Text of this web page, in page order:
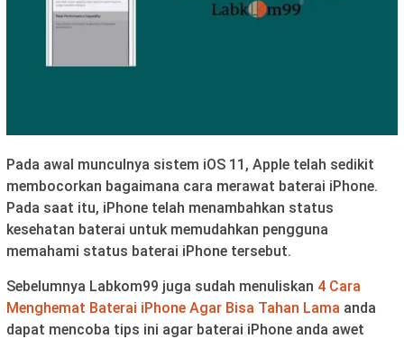
Pada awal munculnya sistem iOS 11, Apple telah sedikit
membocorkan bagaimana cara merawat baterai iPhone.
Pada saat itu, iPhone telah menambahkan status
kesehatan baterai untuk memudahkan pengguna
memahami status baterai iPhone tersebut.
Sebelumnya Labkom99 juga sudah menuliskan 4 Cara
Menghemat Baterai iPhone Agar Bisa Tahan Lama anda
dapat mencoba tips ini agar baterai iPhone anda awet